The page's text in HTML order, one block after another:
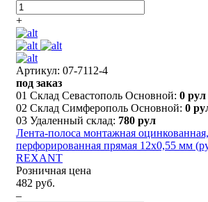
+
Артикул: 07-7112-4
под заказ
01 Склад Севастополь Основной: 0 рул
02 Склад Симферополь Основной: 0
03 Удаленный склад: 780 рул
Лента-полоса монтажная оцинкованная,
перфорированная прямая 12х0,55 мм
REXANT
Розничная цена
482 руб.
–